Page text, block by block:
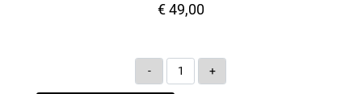
€ 49,00
Quantità